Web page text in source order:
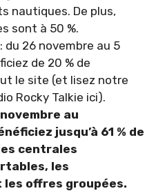
nautiques. De plus,
sont à 50 %.
: du 26 novembre au 5
de 20 % de
le site (et lisez notre
Rocky Talkie ici).
au
jusqu’à 61 % de
centrales
les
les offres groupées.